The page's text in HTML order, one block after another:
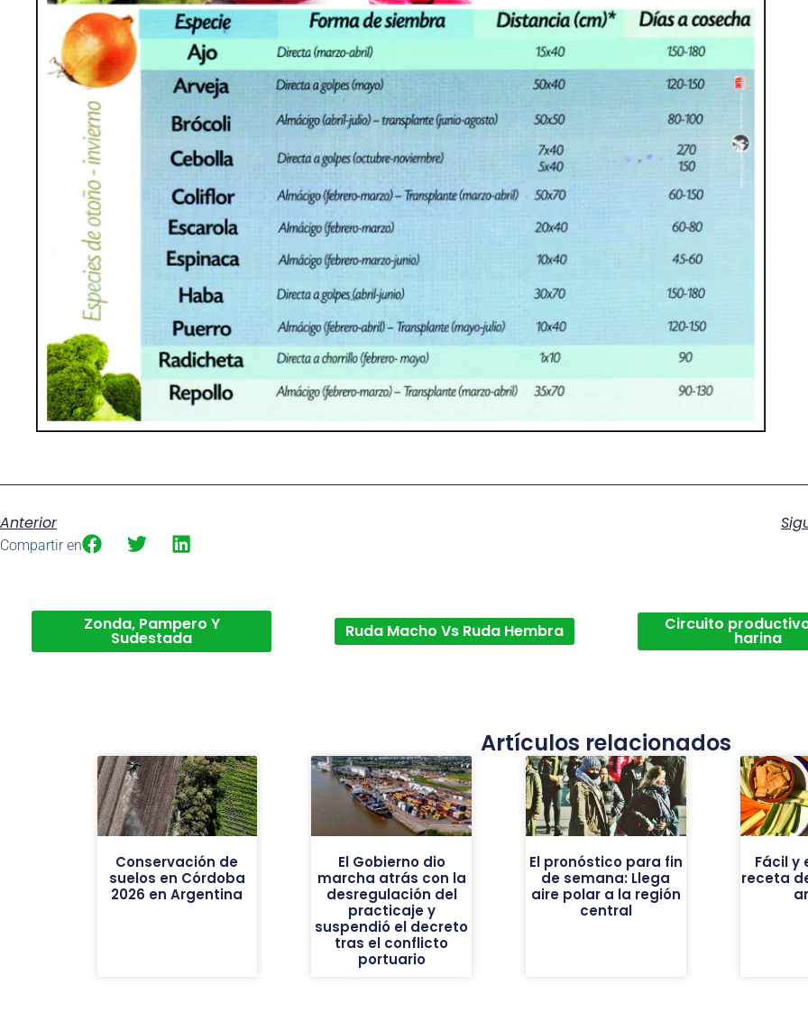
Anterior
Compartir en
Zonda, Pampero Y
Sudestada Ruda Macho Vs Ruda Hembra Circuito
harina
Artículos relacionados
Conservación de
suelos en Córdoba
2026 en Argentina
El Gobierno dio
marcha atrás con la
desregulación del
practicaje y
suspendió el decreto
tras el conflicto
portuario
El pronóstico para fin
de semana: Llega
aire polar a la región
central
Fácil y
receta